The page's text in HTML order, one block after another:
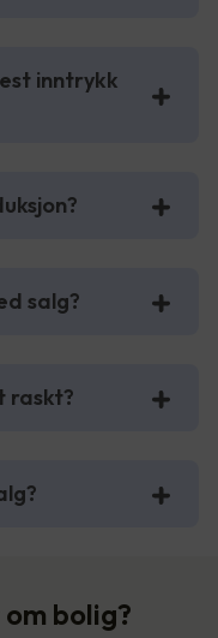
inntrykk
salg?
raskt?
bolig?